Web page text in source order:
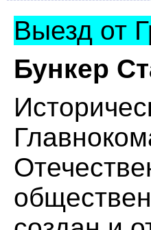
Выезд от
Бункер